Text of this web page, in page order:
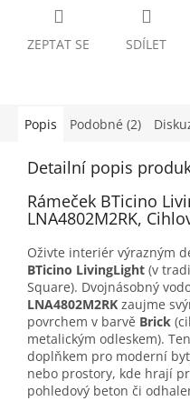
ZEPTAT SE SDÍLET
Popis Podobné (2)
Detailní popis
Rámeček BTicino
LNA4802M2RK,
Oživte interiér výrazným
BTicino LivingLight (v
Square). Dvojnásobný
LNA4802M2RK zaujme
povrchem v barvě Brick
metalickým odleskem).
doplňkem pro moderní
nebo prostory, kde hrají
pohledový beton či